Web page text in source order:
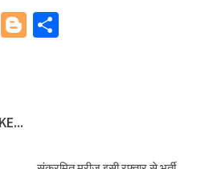
LinkedIn
Blogger